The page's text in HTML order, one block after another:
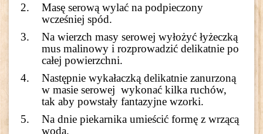
Masę serową wylać na podpieczony
wcześniej spód.
Na wierzch masy serowej wyłożyć łyżeczką
mus malinowy i rozprowadzić delikatnie po
całej powierzchni.
Następnie wykałaczką delikatnie zanurzoną
w masie serowej wykonać kilka ruchów,
tak aby powstały fantazyjne wzorki.
Na dnie piekarnika umieścić formę z wrzącą
wodą.